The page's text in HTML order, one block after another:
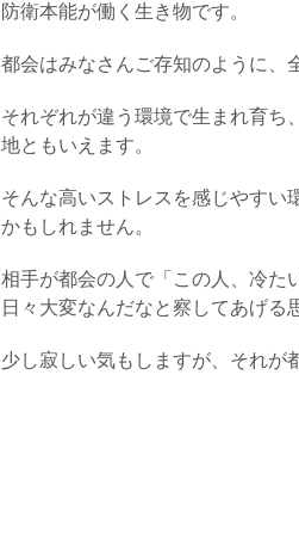
防衛本能が働く生き物です。
都会はみなさんご存知のように、
それぞれが違う環境で生まれ育ち
地ともいえます。
そんな高いストレスを感じやすい
かもしれません。
相手が都会の人で「この人、冷た
日々大変なんだなと察してあげる
少し寂しい気もしますが、それが